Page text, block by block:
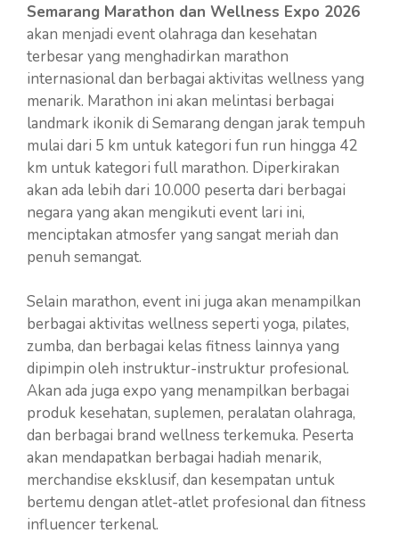
Semarang Marathon dan Wellness Expo 2026
akan menjadi event olahraga dan kesehatan
terbesar yang menghadirkan marathon
internasional dan berbagai aktivitas wellness yang
menarik. Marathon ini akan melintasi berbagai
landmark ikonik di Semarang dengan jarak tempuh
mulai dari 5 km untuk kategori fun run hingga 42
km untuk kategori full marathon. Diperkirakan
akan ada lebih dari 10.000 peserta dari berbagai
negara yang akan mengikuti event lari ini,
menciptakan atmosfer yang sangat meriah dan
penuh semangat.
Selain marathon, event ini juga akan menampilkan
berbagai aktivitas wellness seperti yoga, pilates,
zumba, dan berbagai kelas fitness lainnya yang
dipimpin oleh instruktur-instruktur profesional.
Akan ada juga expo yang menampilkan berbagai
produk kesehatan, suplemen, peralatan olahraga,
dan berbagai brand wellness terkemuka. Peserta
akan mendapatkan berbagai hadiah menarik,
merchandise eksklusif, dan kesempatan untuk
bertemu dengan atlet-atlet profesional dan fitness
influencer terkenal.